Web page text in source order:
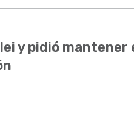
y pidió mantener